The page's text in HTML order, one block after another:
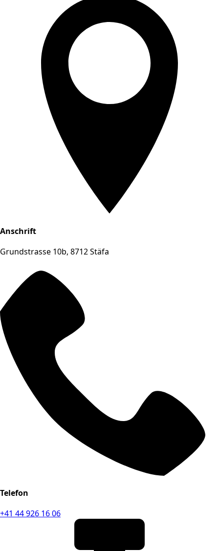
Anschrift
Grundstrasse 10b, 8712 Stäfa
Telefon
+41 44 926 16 06